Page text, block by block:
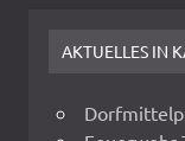
AKTUELLES IN